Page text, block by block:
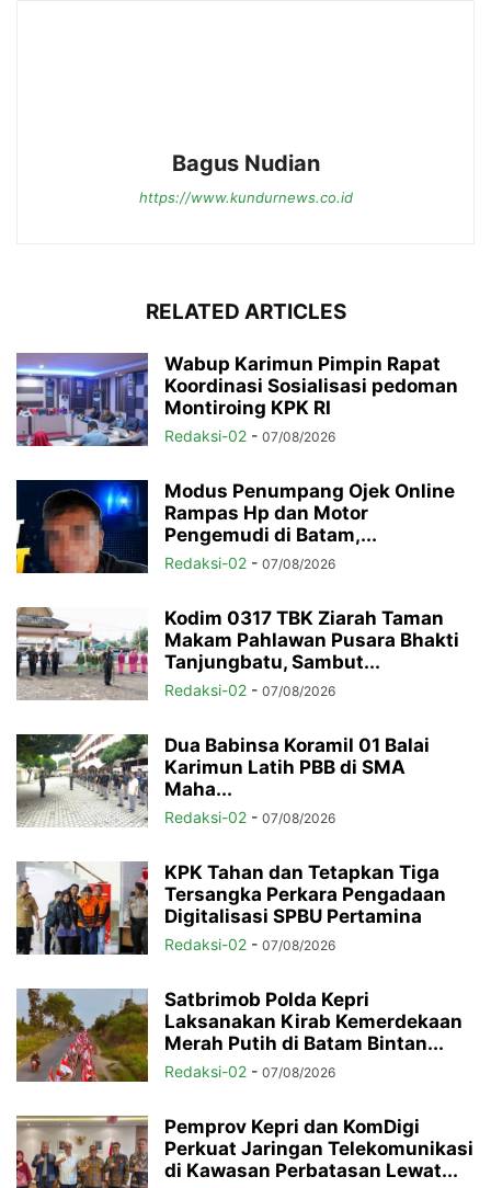
Bagus Nudian
https://www.kundurnews.co.id
RELATED ARTICLES
Wabup Karimun Pimpin Rapat
Koordinasi Sosialisasi pedoman
Montiroing KPK RI
Redaksi-02 - 07/08/2026
Modus Penumpang Ojek Online
Rampas Hp dan Motor
Pengemudi di Batam,...
Redaksi-02 - 07/08/2026
Kodim 0317 TBK Ziarah Taman
Makam Pahlawan Pusara Bhakti
Tanjungbatu, Sambut...
Redaksi-02 - 07/08/2026
Dua Babinsa Koramil 01 Balai
Karimun Latih PBB di SMA
Maha...
Redaksi-02 - 07/08/2026
KPK Tahan dan Tetapkan Tiga
Tersangka Perkara Pengadaan
Digitalisasi SPBU Pertamina
Redaksi-02 - 07/08/2026
Satbrimob Polda Kepri
Laksanakan Kirab Kemerdekaan
Merah Putih di Batam Bintan...
Redaksi-02 - 07/08/2026
Pemprov Kepri dan KomDigi
Perkuat Jaringan Telekomunikasi
di Kawasan Perbatasan Lewat...